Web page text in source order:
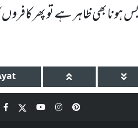
ہونابھی ظاہر ہے تو پھر کافروں